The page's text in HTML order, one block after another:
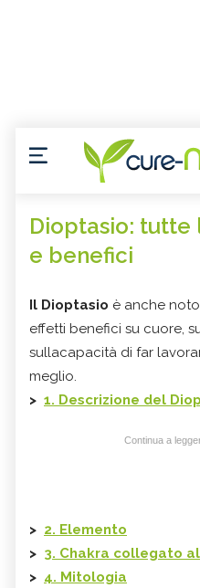
Dioptasio:
e benefici
Il Dioptasio è anche
effetti benefici su cuore,
sullacapacità di far
meglio.
> 1. Descrizione del
Continua a
> 2. Elemento
> 3. Chakra collegato
> 4. Mitologia